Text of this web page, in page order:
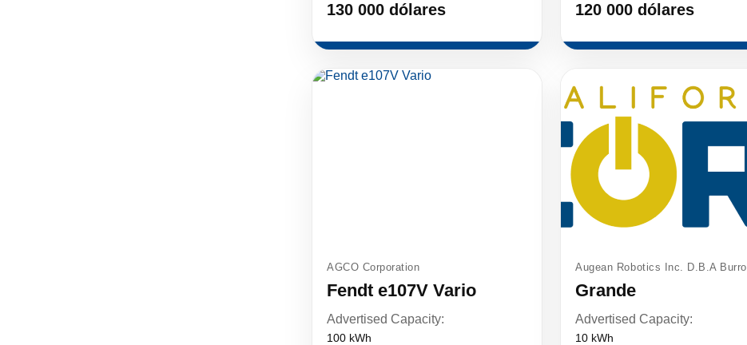
130 000 dólares 120 000 dólares
AGCO Corporation
Fendt e107V Vario
Advertised Capacity:
100 kWh
Augean Robotics Inc. D.B.A Burro
Grande
Advertised Capacity:
10 kWh